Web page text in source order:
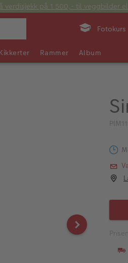
verdisjekk på 1 500,- til veggbilder
Fotokurs
Rammer Album